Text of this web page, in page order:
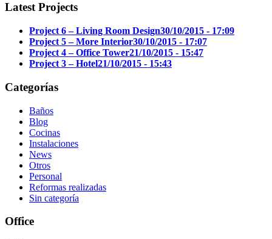
Latest Projects
Project 6 – Living Room Design30/10/2015 - 17:09
Project 5 – More Interior30/10/2015 - 17:07
Project 4 – Office Tower21/10/2015 - 15:47
Project 3 – Hotel21/10/2015 - 15:43
Categorías
Baños
Blog
Cocinas
Instalaciones
News
Otros
Personal
Reformas realizadas
Sin categoría
Office